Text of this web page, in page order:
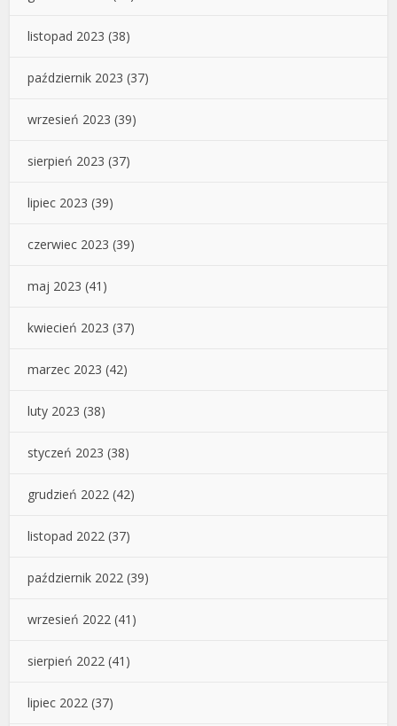
listopad 2023 (38)
październik 2023 (37)
wrzesień 2023 (39)
sierpień 2023 (37)
lipiec 2023 (39)
czerwiec 2023 (39)
maj 2023 (41)
kwiecień 2023 (37)
marzec 2023 (42)
luty 2023 (38)
styczeń 2023 (38)
grudzień 2022 (42)
listopad 2022 (37)
październik 2022 (39)
wrzesień 2022 (41)
sierpień 2022 (41)
lipiec 2022 (37)